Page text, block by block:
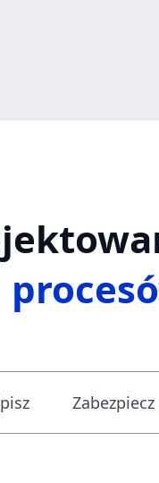
Zabezpiecz